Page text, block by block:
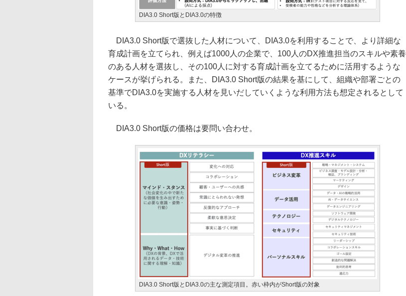
DIA3.0 Short版とDIA3.0の特徴
DIA3.0 Short版で選抜した人材について、DIA3.0を利用することで、より詳細な
育成計画を立てられ、例えば1000人の企業で、100人のDX推進担当のスキルや素養
のある人材を選抜し、その100人に対する育成計画を立てるために活用するような
ケースが挙げられる。また、DIA3.0 Short版の結果を基にして、組織や部署ごとの
基準でDIA3.0を実施する人材を見いだしていくような利用方法も想定されるとして
いる。
DIA3.0 Short版の価格は要問い合わせ。
DIA3.0 Short版とDIA3.0の主な測定項目。赤い枠内がShort版の対象